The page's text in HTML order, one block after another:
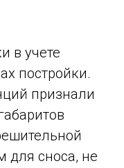
в учете
постройки.
признали
для сноса, не